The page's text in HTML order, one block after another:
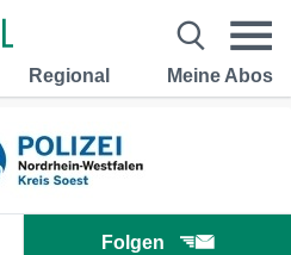
Regional Meine Abos
Folgen